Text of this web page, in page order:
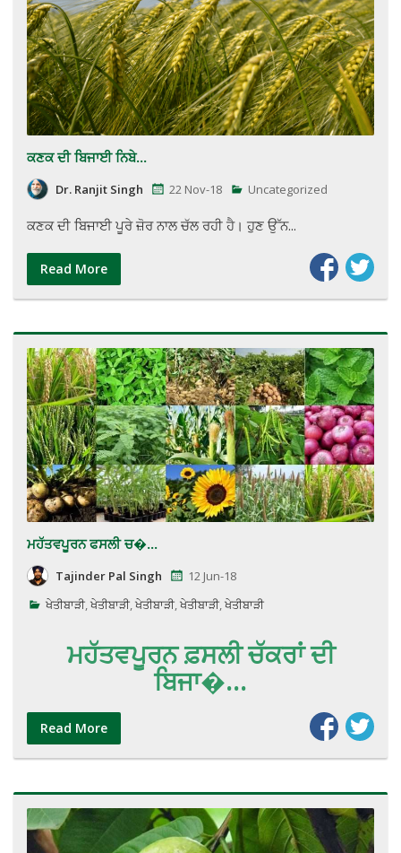
ਕਣਕ ਦੀ ਬਿਜਾਈ ਨਿਬੇ...
Dr. Ranjit Singh 22 Nov-18 Uncategorized
ਕਣਕ ਦੀ ਬਿਜਾਈ ਪੂਰੇ ਜ਼ੋਰ ਨਾਲ ਚੱਲ ਰਹੀ ਹੈ। ਹੁਣ ਉੱਨ...
Read More
ਮਹੱਤਵਪੂਰਨ ਫਸਲੀ ਚ�...
Tajinder Pal Singh
12 Jun-18
ਖੇਤੀਬਾੜੀ,ਖੇਤੀਬਾੜੀ,ਖੇਤੀਬਾੜੀ,ਖੇਤੀਬਾੜੀ,ਖੇਤੀਬਾੜੀ
ਮਹੱਤਵਪੂਰਨ ਫ਼ਸਲੀ ਚੱਕਰਾਂ ਦੀ
ਬਿਜਾ�...
Read More